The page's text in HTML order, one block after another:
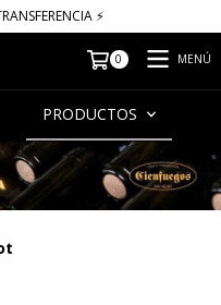
⚡​
0 MENÚ
PRODUCTOS